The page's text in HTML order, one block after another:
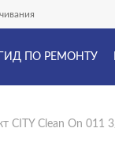
ГИД ПО РЕМОНТУ
CITY Clean On 011